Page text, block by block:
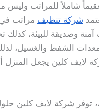
شاملاً للمراتب وليس
شركة تنظيف مراتب في
وصديقة للبيئة،
الشفط والغسيل،
لايف كلين يجعل المنزل
توفر شركة لايف كلين